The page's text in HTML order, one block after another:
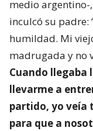
medio argentino-
inculcó su padre:
humildad. Mi
madrugada y no
Cuando llegaba
llevarme a
partido, yo veía
para que a